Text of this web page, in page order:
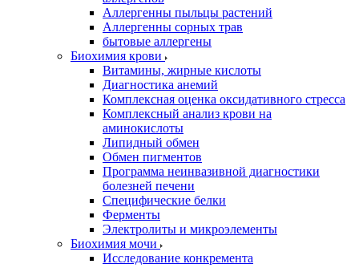
Аллергенны пыльцы растений
Аллергенны сорных трав
бытовые аллергены
Биохимия крови
Витамины, жирные кислоты
Диагностика анемий
Комплексная оценка оксидативного стресса
Комплексный анализ крови на
аминокислоты
Липидный обмен
Обмен пигментов
Программа неинвазивной диагностики
болезней печени
Специфические белки
Ферменты
Электролиты и микроэлементы
Биохимия мочи
Исследование конкремента